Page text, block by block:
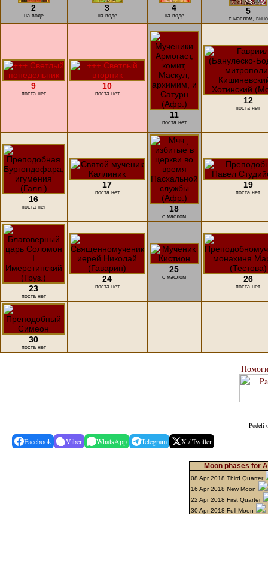
2
на воде
3
на воде
4
на воде 5
с маслом, вино
9
поста нет
10
поста нет
11
поста нет
12
поста нет
16
поста нет
17
поста нет
18
с маслом
19
поста нет
23
поста нет
24
поста нет
25
с маслом 26
поста нет
30
поста нет
Podeli
Facebook Viber WhatsApp Telegram X / Twitter
Moon phases for
08 Apr 2018 Third Quarter
16 Apr 2018 New Moon
22 Apr 2018 First Quarter
30 Apr 2018 Full Moon